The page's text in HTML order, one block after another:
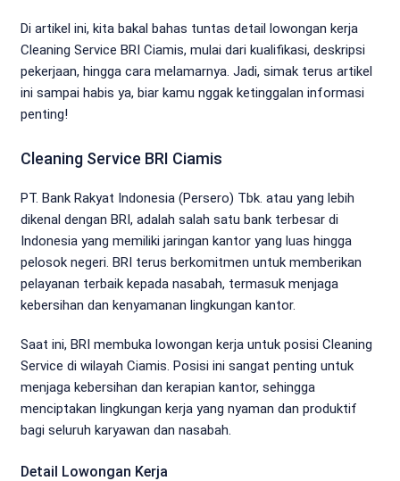
Di artikel ini, kita bakal bahas tuntas detail lowongan kerja
Cleaning Service BRI Ciamis, mulai dari kualifikasi, deskripsi
pekerjaan, hingga cara melamarnya. Jadi, simak terus artikel
ini sampai habis ya, biar kamu nggak ketinggalan informasi
penting!
Cleaning Service BRI Ciamis
PT. Bank Rakyat Indonesia (Persero) Tbk. atau yang lebih
dikenal dengan BRI, adalah salah satu bank terbesar di
Indonesia yang memiliki jaringan kantor yang luas hingga
pelosok negeri. BRI terus berkomitmen untuk memberikan
pelayanan terbaik kepada nasabah, termasuk menjaga
kebersihan dan kenyamanan lingkungan kantor.
Saat ini, BRI membuka lowongan kerja untuk posisi Cleaning
Service di wilayah Ciamis. Posisi ini sangat penting untuk
menjaga kebersihan dan kerapian kantor, sehingga
menciptakan lingkungan kerja yang nyaman dan produktif
bagi seluruh karyawan dan nasabah.
Detail Lowongan Kerja